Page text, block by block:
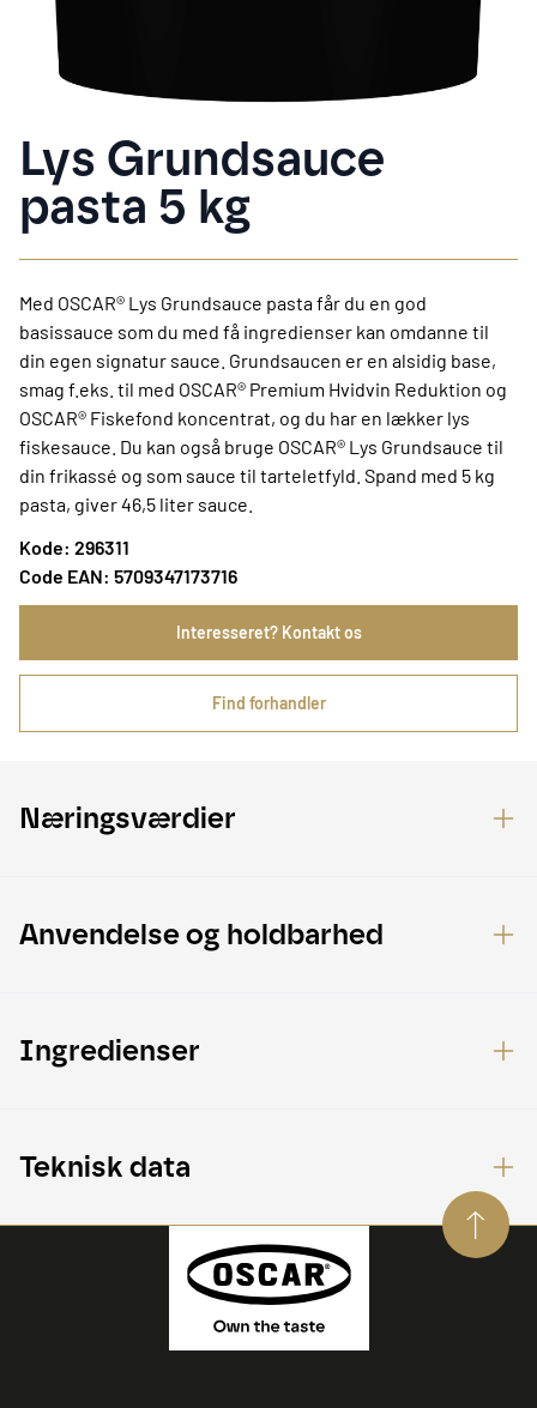
Lys Grundsauce
pasta 5 kg
Med OSCAR® Lys Grundsauce pasta får du en god
basissauce som du med få ingredienser kan omdanne til
din egen signatur sauce. Grundsaucen er en alsidig base,
smag f.eks. til med OSCAR® Premium Hvidvin Reduktion og
OSCAR® Fiskefond koncentrat, og du har en lækker lys
fiskesauce. Du kan også bruge OSCAR® Lys Grundsauce til
din frikassé og som sauce til tarteletfyld. Spand med 5 kg
pasta, giver 46,5 liter sauce.
Kode: 296311
Code EAN: 5709347173716
Interesseret? Kontakt os
Find forhandler
Næringsværdier
Anvendelse og holdbarhed
Ingredienser
Teknisk data